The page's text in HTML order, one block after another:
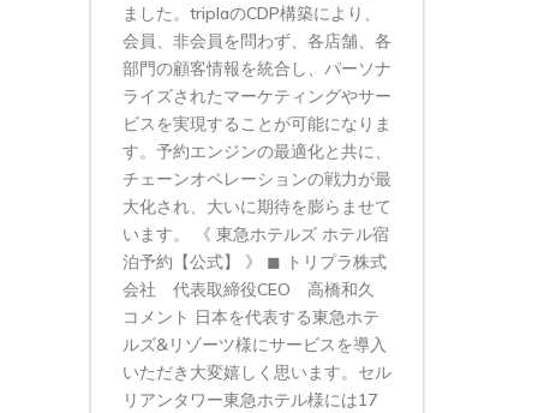
ました。triplaのCDP構築により、
会員、非会員を問わず、各店舗、各
部門の顧客情報を統合し、パーソナ
ライズされたマーケティングやサー
ビスを実現することが可能になりま
す。予約エンジンの最適化と共に、
チェーンオペレーションの戦力が最
大化され、大いに期待を膨らませて
います。 《 東急ホテルズ ホテル宿
泊予約【公式】 》 ◼︎ トリプラ株式
会社 代表取締役CEO 高橋和久
コメント 日本を代表する東急ホテ
ルズ&リゾーツ様にサービスを導入
いただき大変嬉しく思います。セル
リアンタワー東急ホテル様には17